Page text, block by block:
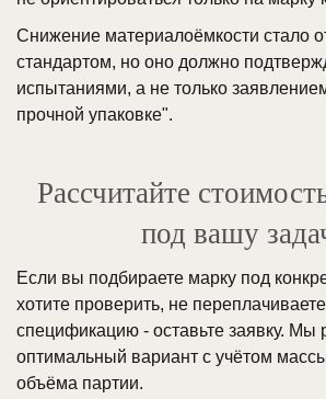
Снижение материалоёмкости стало
стандартом, но оно должно
испытаниями, а не только
прочной упаковке".
Рассчитайте
под вашу
Если вы подбираете марку под
хотите проверить, не
спецификацию - оставьте заявку. Мы
оптимальный вариант с учётом
объёма партии.